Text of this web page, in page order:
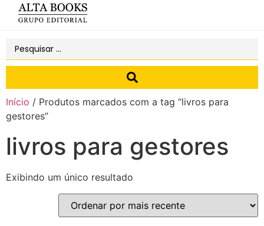
Início / Produtos marcados com a tag “livros para
gestores”
livros para gestores
Exibindo um único resultado